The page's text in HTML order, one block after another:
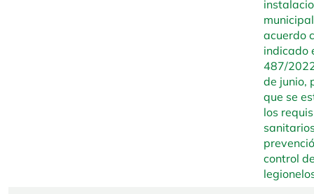
acuerdo
indicado
487/
de junio,
que se
los
control